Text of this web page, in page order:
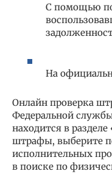
С помощью
На
Онлайн проверка
Федеральной
находится в
штрафы, выберите
исполнительных
в поиске по